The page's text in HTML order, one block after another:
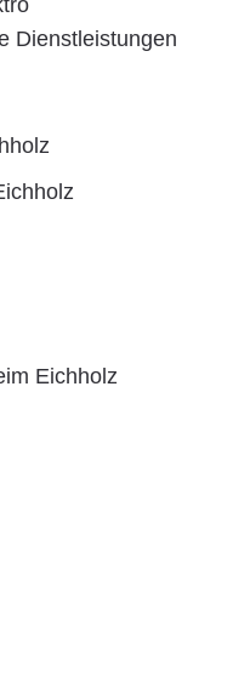
Dienstleistungen
Eichholz